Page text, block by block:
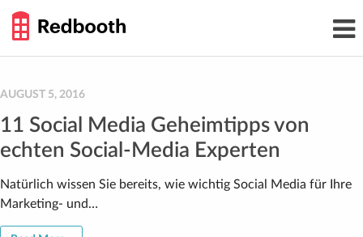
content
GUIDE
AUGUST 5, 2016
11 Social Media Geheimtipps von
echten Social-Media Experten
Natürlich wissen Sie bereits, wie wichtig Social Media für Ihre
Marketing- und…